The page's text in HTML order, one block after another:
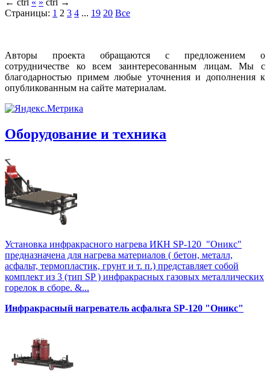
← ctrl « » ctrl →
Страницы: 1 2 3 4 ... 19 20 Все
Авторы проекта обращаются с предложением о
сотрудничестве ко всем заинтересованным лицам. Мы с
благодарностью примем любые уточнения и дополнения к
опубликованным на сайте материалам.
Оборудование и техника
Установка инфракрасного нагрева ИКН SP-120 "Оникс"
предназначена для нагрева материалов ( бетон, металл,
асфальт, термопластик, грунт и т. п.) представляет собой
комплект из 3 (тип SP ) инфракрасных газовых металлических
горелок в сборе. &...
Инфракрасный нагреватель асфальта SP-120 "Оникс"